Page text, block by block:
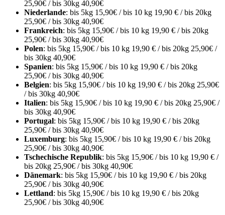
25,90€ / bis 30kg 40,90€
Niederlande: bis 5kg 15,90€ / bis 10 kg 19,90 € / bis 20kg
25,90€ / bis 30kg 40,90€
Frankreich: bis 5kg 15,90€ / bis 10 kg 19,90 € / bis 20kg
25,90€ / bis 30kg 40,90€
Polen: bis 5kg 15,90€ / bis 10 kg 19,90 € / bis 20kg 25,90€ /
bis 30kg 40,90€
Spanien: bis 5kg 15,90€ / bis 10 kg 19,90 € / bis 20kg
25,90€ / bis 30kg 40,90€
Belgien: bis 5kg 15,90€ / bis 10 kg 19,90 € / bis 20kg 25,90€
/ bis 30kg 40,90€
Italien: bis 5kg 15,90€ / bis 10 kg 19,90 € / bis 20kg 25,90€ /
bis 30kg 40,90€
Portugal: bis 5kg 15,90€ / bis 10 kg 19,90 € / bis 20kg
25,90€ / bis 30kg 40,90€
Luxemburg: bis 5kg 15,90€ / bis 10 kg 19,90 € / bis 20kg
25,90€ / bis 30kg 40,90€
Tschechische Republik: bis 5kg 15,90€ / bis 10 kg 19,90 € /
bis 20kg 25,90€ / bis 30kg 40,90€
Dänemark: bis 5kg 15,90€ / bis 10 kg 19,90 € / bis 20kg
25,90€ / bis 30kg 40,90€
Lettland: bis 5kg 15,90€ / bis 10 kg 19,90 € / bis 20kg
25,90€ / bis 30kg 40,90€